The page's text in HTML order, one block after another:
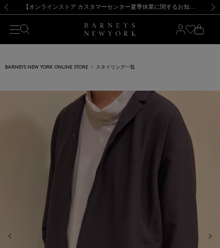
新規登録のお客様も対象！＜MY BARNEYS＞会員のお客様は11,000円（税込）以上のお買上げで常時送料無料！お買い物の際は会員登録を！
【夏季休業に伴う出荷一時停止のお知らせ】(2026.8.7) 【オンラインストア カスタマーセンター夏季休業に関するお知らせ】（2026.8.7）
【夏季休業に伴う返品・交換承り一時停止のお知らせ】（2026.8.5）
熊本県を中心とした地震の影響によるお荷物のお届けについて
【開催中】SUMMER SALEのご案内・ご注意事項 新規登録のお客様も対象！＜MY BARNEYS＞会員のお客様は11,000円（税込）以上のお買上げで常時送料無料！お買い物の際は会員登録を！
【夏季休業に伴う出荷一時停止のお知らせ】(2026.8.7)
BARNEYS NEW YORK ONLINE STORE スタイリング一覧